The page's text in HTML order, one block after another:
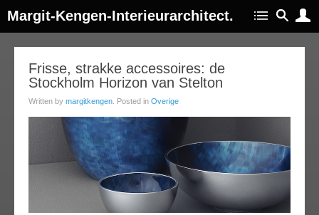
Margit-Kengen-Interieurarchitect.
Frisse, strakke accessoires: de
Stockholm Horizon van Stelton
Written by margitkengen . Posted in Overige